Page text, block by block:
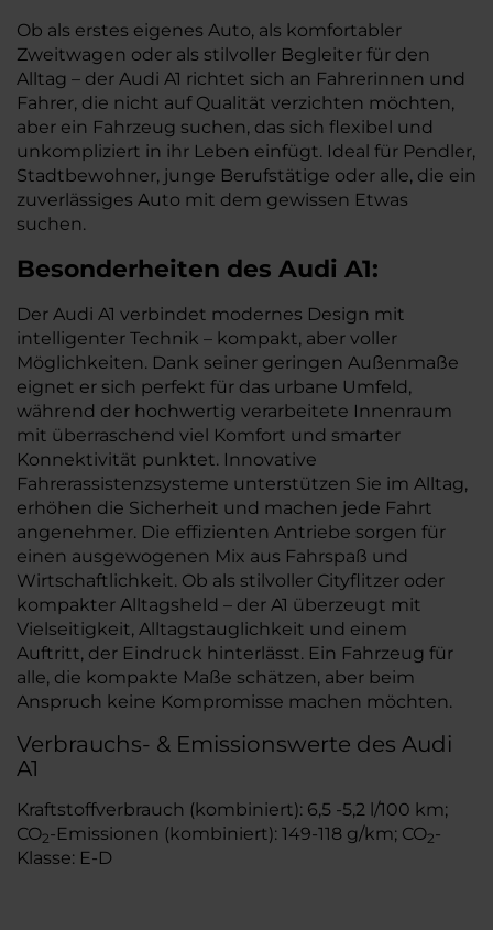
Ob als erstes eigenes Auto, als komfortabler
Zweitwagen oder als stilvoller Begleiter für den
Alltag – der Audi A1 richtet sich an Fahrerinnen und
Fahrer, die nicht auf Qualität verzichten möchten,
aber ein Fahrzeug suchen, das sich flexibel und
unkompliziert in ihr Leben einfügt. Ideal für Pendler,
Stadtbewohner, junge Berufstätige oder alle, die ein
zuverlässiges Auto mit dem gewissen Etwas
suchen.
Besonderheiten des Audi A1:
Der Audi A1 verbindet modernes Design mit
intelligenter Technik – kompakt, aber voller
Möglichkeiten. Dank seiner geringen Außenmaße
eignet er sich perfekt für das urbane Umfeld,
während der hochwertig verarbeitete Innenraum
mit überraschend viel Komfort und smarter
Konnektivität punktet. Innovative
Fahrerassistenzsysteme unterstützen Sie im Alltag,
erhöhen die Sicherheit und machen jede Fahrt
angenehmer. Die effizienten Antriebe sorgen für
einen ausgewogenen Mix aus Fahrspaß und
Wirtschaftlichkeit. Ob als stilvoller Cityflitzer oder
kompakter Alltagsheld – der A1 überzeugt mit
Vielseitigkeit, Alltagstauglichkeit und einem
Auftritt, der Eindruck hinterlässt. Ein Fahrzeug für
alle, die kompakte Maße schätzen, aber beim
Anspruch keine Kompromisse machen möchten.
Verbrauchs- & Emissionswerte des Audi
A1
Kraftstoffverbrauch (kombiniert): 6,5 -5,2 l/100 km;
CO2-Emissionen (kombiniert): 149-118 g/km; CO2-
Klasse: E-D